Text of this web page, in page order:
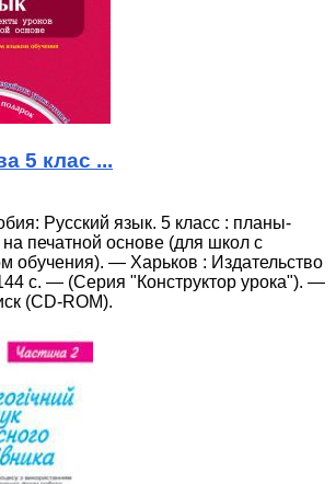
5 клас ...
Русский язык. 5 класс : планы-
на печатной основе (для школ с
обучения). — Харьков : Издательство
с. — (Серия "Конструктор урока"). —
(СD-ROM).